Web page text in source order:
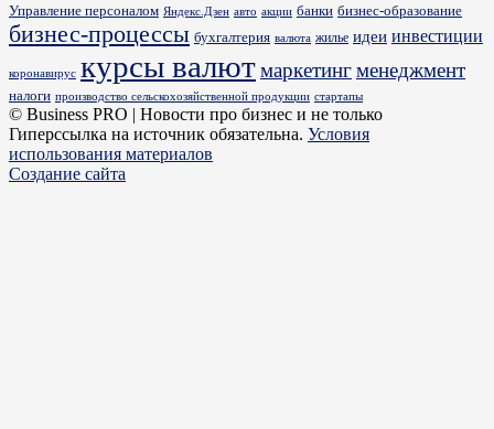
Управление персоналом Яндекс.Дзен авто акции банки бизнес-образование
бизнес-процессы бухгалтерия валюта жилье идеи инвестиции
коронавирус курсы валютмаркетингменеджмент
налоги производство сельскохозяйственной продукции стартапы
© Business PRO | Новости про бизнес и не только
Гиперссылка на источник обязательна. Условия
использования материалов
Создание сайта